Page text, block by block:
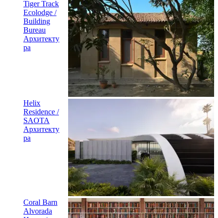
Tiger Track
Ecolodge /
Building
Bureau
Архитекту
ра
Helix
Residence /
SAOTA
Архитекту
ра
Coral Barn
Alvorada